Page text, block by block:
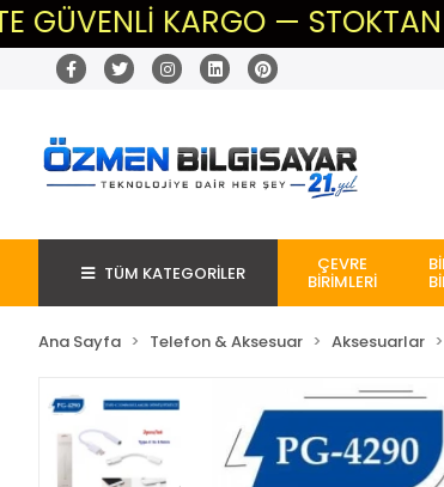
KARGO — STOKTAN
TÜM KATEGORİLER ÇEVRE
BİRİMLERİ
Ana Sayfa Telefon & Aksesuar Aksesuarlar